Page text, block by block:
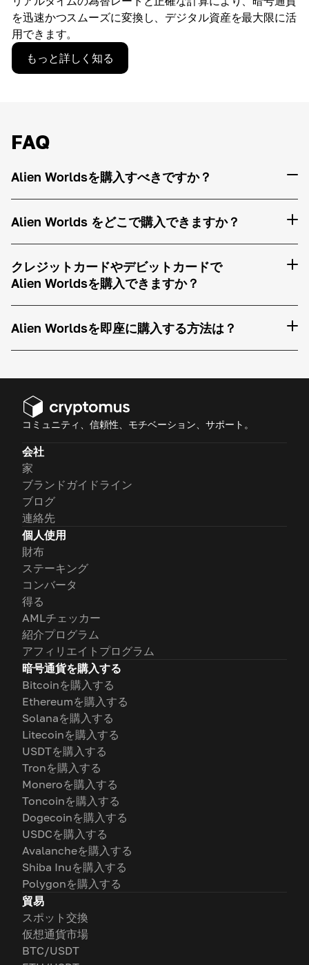
を迅速かつスムーズに変換し、デジタル資産を最大限に活
用できます。
もっと詳しく知る
FAQ
Alien Worldsを購入すべきですか？
Alien Worlds をどこで購入できますか？
クレジットカードやデビットカードで
Alien Worldsを購入できますか？
Alien Worldsを即座に購入する方法は？
コミュニティ、信頼性、モチベーション、サポート。
会社
家
ブランドガイドライン
ブログ
連絡先
個人使用
財布
ステーキング
コンバータ
得る
AMLチェッカー
紹介プログラム
アフィリエイトプログラム
暗号通貨を購入する
Bitcoinを購入する
Ethereumを購入する
Solanaを購入する
Litecoinを購入する
USDTを購入する
Tronを購入する
Moneroを購入する
Toncoinを購入する
Dogecoinを購入する
USDCを購入する
Avalancheを購入する
Shiba Inuを購入する
Polygonを購入する
貿易
スポット交換
仮想通貨市場
BTC/USDT